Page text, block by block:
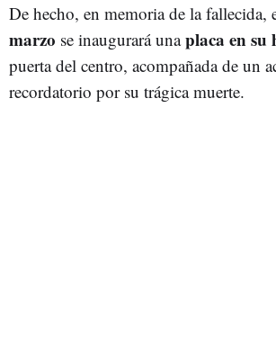
De hecho, en memoria de la fallecida,
marzo se inaugurará unaplaca en su
puerta del centro, acompañada de un
recordatorio por su trágica muerte.